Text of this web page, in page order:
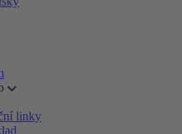
linky